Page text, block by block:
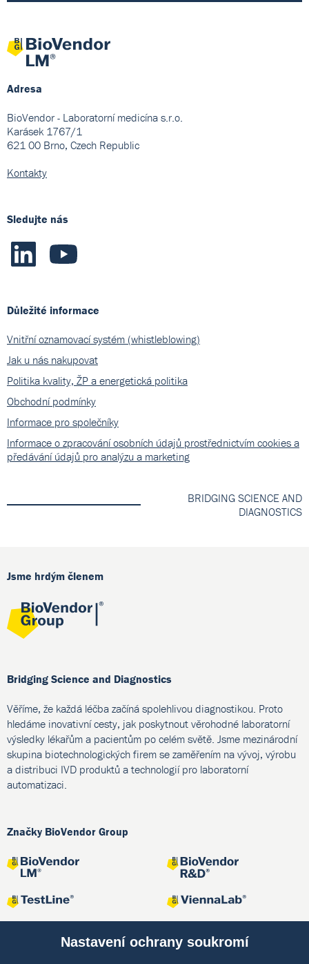
Adresa
BioVendor - Laboratorní medicína s.r.o.
Karásek 1767/1
621 00 Brno, Czech Republic
Kontakty
Sledujte nás
Důležité informace
Vnitřní oznamovací systém (whistleblowing)
Jak u nás nakupovat
Politika kvality, ŽP a energetická politika
Obchodní podmínky
Informace pro společníky
Informace o zpracování osobních údajů prostřednictvím cookies a
předávání údajů pro analýzu a marketing
BRIDGING SCIENCE AND
DIAGNOSTICS
Jsme hrdým členem
Bridging Science and Diagnostics
Věříme, že každá léčba začíná spolehlivou diagnostikou. Proto
hledáme inovativní cesty, jak poskytnout věrohodné laboratorní
výsledky lékařům a pacientům po celém světě. Jsme mezinárodní
skupina biotechnologických firem se zaměřením na vývoj, výrobu
a distribuci IVD produktů a technologií pro laboratorní
automatizaci.
Značky BioVendor Group
Nastavení ochrany soukromí